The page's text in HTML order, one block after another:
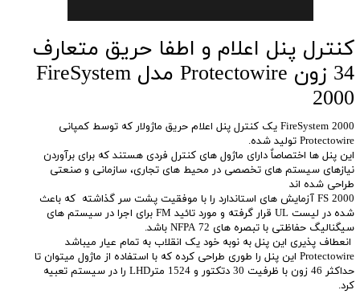
کنترل پنل اعلام و اطفا حریق متعارف
34 زون Protectowire مدل FireSystem
2000
FireSystem 2000 یک کنترل پنل اعلام حریق ماژولار که توسط کمپانی
Protectowire تولید شده.
این پنل ها اختصاصاٌ دارای ماژول های کنترل فردی هستند که برای برآوردن
نیازهای سیستم های تخصصی در محیط های تجاری، سازمانی و صنعتی
طراحی شده اند
FS 2000 آزمایش های استاندارد را با موفقیت پشت سر گذاشته که باعث
شده در لیست UL قرار گرفته و مورد تائید FM برای اجرا در سیستم های
سیگنالیگ حفاظتی با تبصره های NFPA 72 باشد.
انعطاف پذیری این پنل به نوبه خود یک انقلاب به تمام عیار میباشد
Protectowire این پنل را طوری طراحی کرده که با استفاده از ماژول میتوان تا
حداکثر 46 زون با ظرفیت 30 دتکتور و 1524 مترLHD را در سیستم تعبیه
کرد.